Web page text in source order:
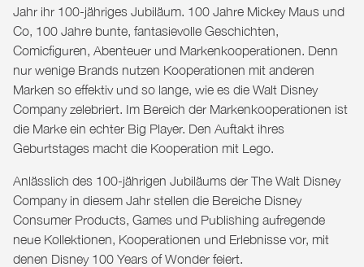
Jahr ihr 100-jähriges Jubiläum. 100 Jahre Mickey Maus und
Co, 100 Jahre bunte, fantasievolle Geschichten,
Comicfiguren, Abenteuer und Markenkooperationen. Denn
nur wenige Brands nutzen Kooperationen mit anderen
Marken so effektiv und so lange, wie es die Walt Disney
Company zelebriert. Im Bereich der Markenkooperationen ist
die Marke ein echter Big Player. Den Auftakt ihres
Geburtstages macht die Kooperation mit Lego.
Anlässlich des 100-jährigen Jubiläums der The Walt Disney
Company in diesem Jahr stellen die Bereiche Disney
Consumer Products, Games und Publishing aufregende
neue Kollektionen, Kooperationen und Erlebnisse vor, mit
denen Disney 100 Years of Wonder feiert.